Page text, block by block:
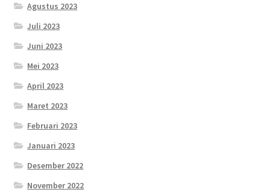
Agustus 2023
Juli 2023
Juni 2023
Mei 2023
April 2023
Maret 2023
Februari 2023
Januari 2023
Desember 2022
November 2022